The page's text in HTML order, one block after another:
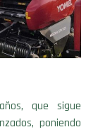
que sigue
poniendo